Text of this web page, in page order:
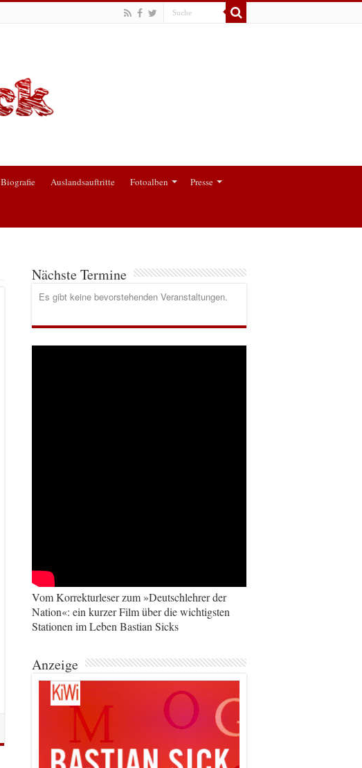
Biografie Auslandsauftritte Fotoalben Presse
Nächste Termine
Es gibt keine bevorstehenden Veranstaltungen.
Vom Korrekturleser zum »Deutschlehrer der
Nation«: ein kurzer Film über die wichtigsten
Stationen im Leben Bastian Sicks
Anzeige